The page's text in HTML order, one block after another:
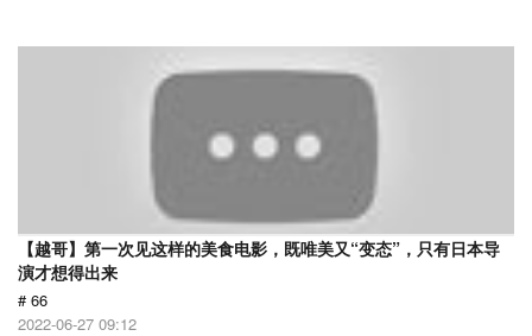
【越哥】第一次见这样的美食电影，既唯美又“变态”，只有日本导
演才想得出来
# 66
2022-06-27 09:12